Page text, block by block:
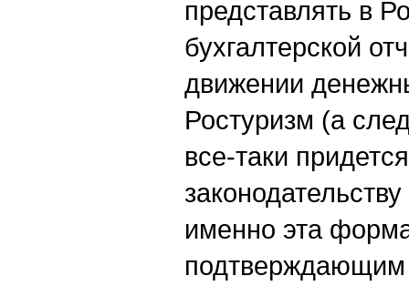
представлять в
бухгалтерской
движении
Ростуризм (а
все-таки
именно эта